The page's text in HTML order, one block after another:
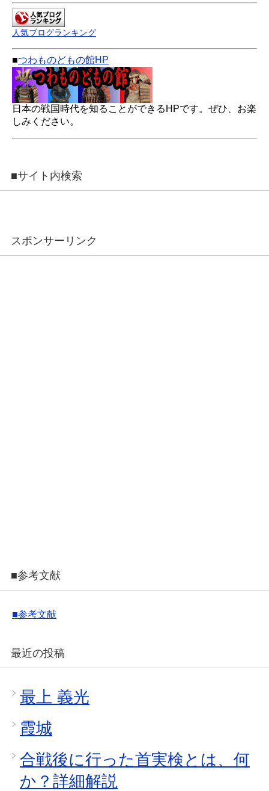
人気ブログランキング
■つわものどもの館HP
日本の戦国時代を知ることができるHPです。ぜひ、お楽
しみください。
■サイト内検索
スポンサーリンク
■参考文献
■参考文献
最近の投稿
最上 義光
霞城
合戦後に行った首実検とは、何
か？詳細解説